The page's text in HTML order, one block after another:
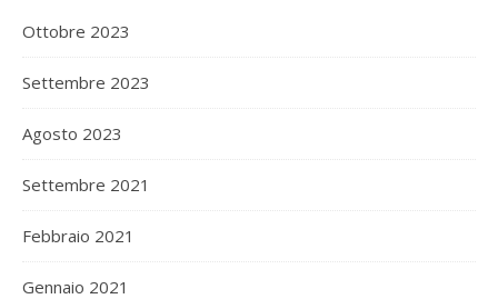
Ottobre 2023
Settembre 2023
Agosto 2023
Settembre 2021
Febbraio 2021
Gennaio 2021